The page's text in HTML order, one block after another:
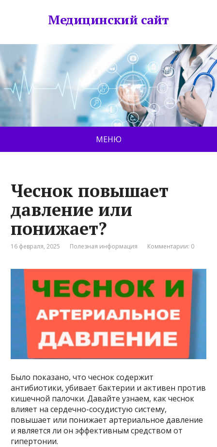
Медицинский сайт
МЕНЮ
Чеснок повышает
давление или
понижает?
16 февраля, 2025 Полезная информация Комментарии: 0
Было показано, что чеснок содержит
антибиотики, убивает бактерии и активен против
кишечной палочки. Давайте узнаем, как чеснок
влияет на сердечно-сосудистую систему,
повышает или понижает артериальное давление
и является ли он эффективным средством от
гипертонии.